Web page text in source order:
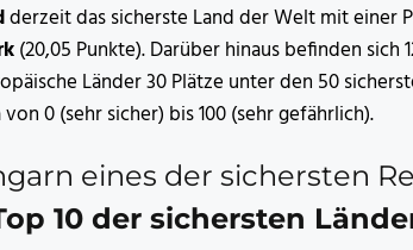
derzeit das sicherste Land der Welt mit einer
(20,05 Punkte). Darüber hinaus befinden sich
Länder 30 Plätze unter den 50
0 (sehr sicher) bis 100 (sehr gefährlich).
eines der sichersten
10 der sichersten